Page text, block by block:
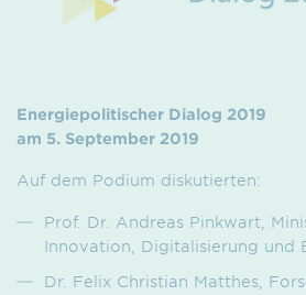
Energiepolitischer Dialog 2019
am 5. September 2019
Auf dem Podium diskutierten:
Prof. Dr. Andreas Pinkwart,
Innovation, Digitalisierung und
Dr. Felix Christian Matthes,